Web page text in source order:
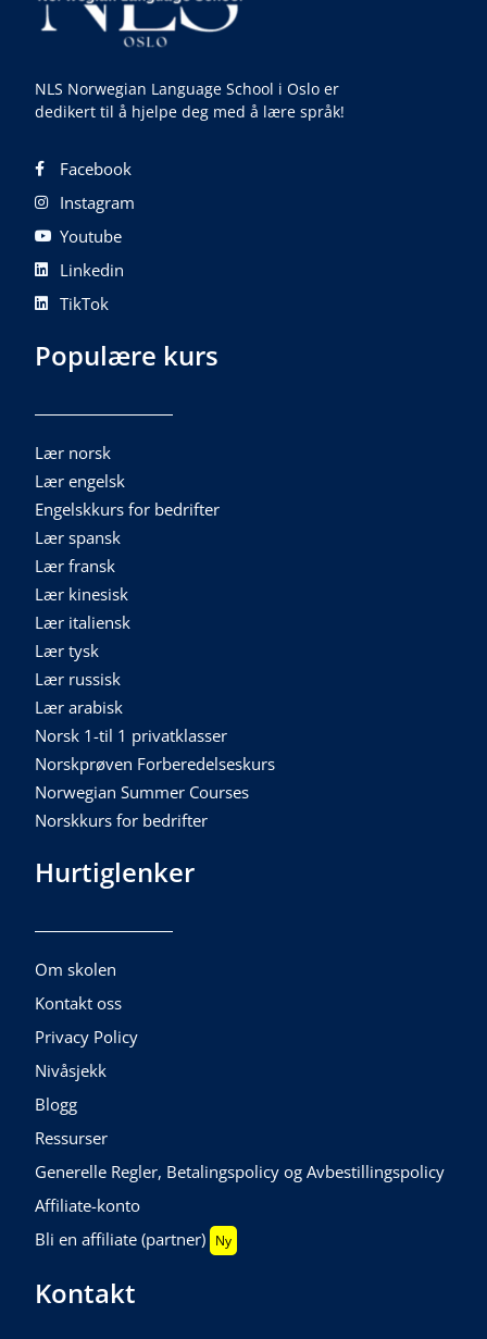
NLS Norwegian Language School i Oslo er
dedikert til å hjelpe deg med å lære språk!
Facebook
Instagram
Youtube
Linkedin
TikTok
Populære kurs
Lær norsk
Lær engelsk
Engelskkurs for bedrifter
Lær spansk
Lær fransk
Lær kinesisk
Lær italiensk
Lær tysk
Lær russisk
Lær arabisk
Norsk 1-til 1 privatklasser
Norskprøven Forberedelseskurs
Norwegian Summer Courses
Norskkurs for bedrifter
Hurtiglenker
Om skolen
Kontakt oss
Privacy Policy
Nivåsjekk
Blogg
Ressurser
Generelle Regler, Betalingspolicy og Avbestillingspolicy
Affiliate-konto
Bli en affiliate (partner) Ny
Kontakt